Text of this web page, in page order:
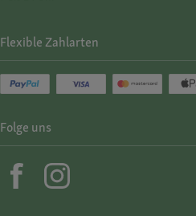
Flexible Zahlarten
Folge uns